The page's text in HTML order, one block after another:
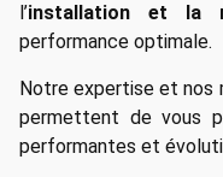
l’installation et la
performance optimale.
Notre expertise et nos
permettent de vous
performantes et